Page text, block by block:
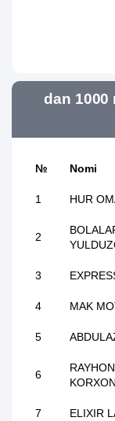
dan 1000
№ Nomi
1 HUR
2
3
4 MAK
5
6
7 ELIXIR